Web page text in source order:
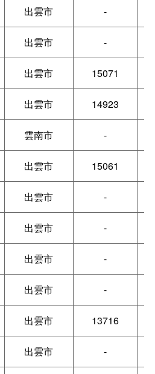
出雲市 -
出雲市 -
出雲市 15071
出雲市 14923
雲南市 -
出雲市 15061
出雲市 -
出雲市 -
出雲市 -
出雲市 -
出雲市 13716
出雲市 -